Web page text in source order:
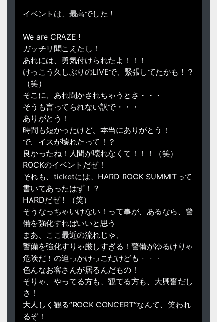
イベントは、最高でした！
We are CRAZE !
ガッチリ聞こえたし！
あれには、勇気付けられたよ！！！
けっこう久しぶりのLIVEで、緊張してたかも！？
（笑）
そこに、あれ聞かされちゃうとさ・・・
そうも言ってられない訳で・・・
ありがとう！
時間も短かったけど、本当にありがとう！
で、イスが壊れたって！？
良かったね！人間が壊れなくて！！！（笑）
ROCKのイベントだゼ！
それも、ticketには、HARD ROCK SUMMITって
書いてあったはず！？
HARDだゼ！（笑）
そうなっちゃいけない！って事が、あるなら、警
備を強化すればいいと思う
まあ、ここ最近の流れじゃ、
警備を強化すりゃ厳しすぎる！警備がゆるけりゃ
危険だ！の追っかけっこだけども・・・
色んなお客さんが居るんだもの！
そりゃ、やってる方も、観てる方も、大興奮だし
さ！
大人しく観る”ROCK CONCERT”なんて、笑われ
るぞ！